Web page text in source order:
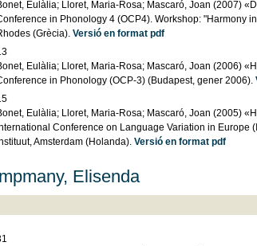
Eulàlia; Lloret, Maria-Rosa; Mascaró, Joan (2007)
in Phonology 4 (OCP4). Workshop: "Harmony
(Grècia). Versió en format pdf
Eulàlia; Lloret, Maria-Rosa; Mascaró, Joan (2006)
in Phonology (OCP-3) (Budapest, gener 2006).
Eulàlia; Lloret, Maria-Rosa; Mascaró, Joan (2005)
Conference on Language Variation in Europe
Amsterdam (Holanda). Versió en format pdf
Elisenda